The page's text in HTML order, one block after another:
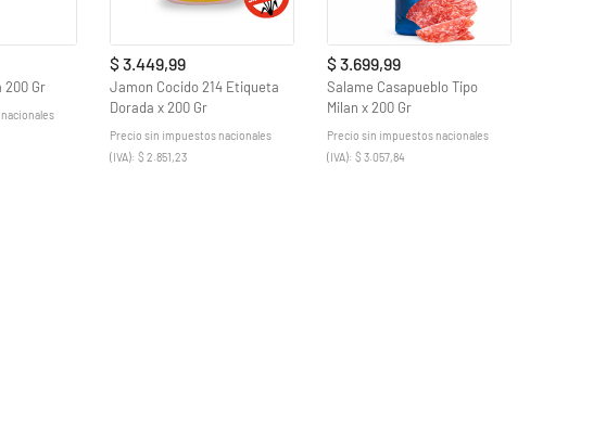
200 Gr
$ 3.449,99
Jamon Cocido 214 Etiqueta
Dorada x 200 Gr
Precio sin impuestos nacionales
(IVA): $ 2.851,23
$ 3.699,99
Salame Casapueblo Tipo
Milan x 200 Gr
Precio sin impuestos nacionales
(IVA): $ 3.057,84